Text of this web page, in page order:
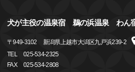
犬が主役の温泉宿 鵜の浜温泉 わん
〒949-3102
新潟県上越市大潟区九戸浜239-2
TEL
025-534-2325
FAX
025-534-2808